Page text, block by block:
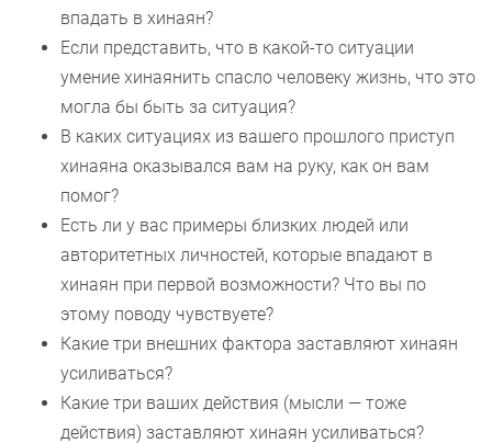
впадать в хинаян?
Если представить, что в какой-то ситуации
умение хинаянить спасло человеку жизнь, что это
могла бы быть за ситуация?
В каких ситуациях из вашего прошлого приступ
хинаяна оказывался вам на руку, как он вам
помог?
Есть ли у вас примеры близких людей или
авторитетных личностей, которые впадают в
хинаян при первой возможности? Что вы по
этому поводу чувствуете?
Какие три внешних фактора заставляют хинаян
усиливаться?
Какие три ваших действия (мысли — тоже
действия) заставляют хинаян усиливаться?